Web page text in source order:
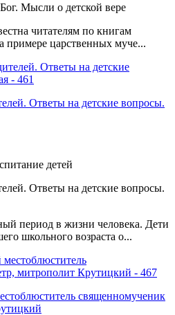
Мысли о детской вере
читателям по книгам
примере царственных муче...
Ответы на детские вопросы.
детей
Ответы на детские вопросы.
период в жизни человека. Дети
школьного возраста о...
священномученик